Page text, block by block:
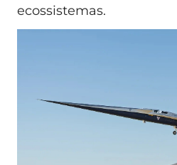
ecossistemas.